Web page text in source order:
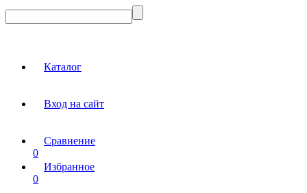
Каталог
Вход на сайт
Сравнение
0
Избранное
0